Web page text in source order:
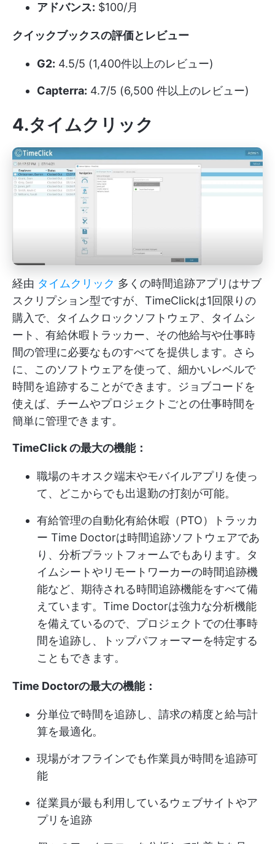
アドバンス: $100/月
クイックブックスの評価とレビュー
G2: 4.5/5 (1,400件以上のレビュー)
Capterra: 4.7/5 (6,500 件以上のレビュー)
4.タイムクリック
経由 タイムクリック 多くの時間追跡アプリはサブ
スクリプション型ですが、TimeClickは1回限りの
購入で、タイムクロックソフトウェア、タイムシ
ート、有給休暇トラッカー、その他給与や仕事時
間の管理に必要なものすべてを提供します。さら
に、このソフトウェアを使って、細かいレベルで
時間を追跡することができます。ジョブコードを
使えば、チームやプロジェクトごとの仕事時間を
簡単に管理できます。
TimeClick の最大の機能：
職場のキオスク端末やモバイルアプリを使っ
て、どこからでも出退勤の打刻が可能。
有給管理の自動化有給休暇（PTO）トラッカ
ー Time Doctorは時間追跡ソフトウェアであ
り、分析プラットフォームでもあります。タ
イムシートやリモートワーカーの時間追跡機
能など、期待される時間追跡機能をすべて備
えています。Time Doctorは強力な分析機能
を備えているので、プロジェクトでの仕事時
間を追跡し、トップパフォーマーを特定する
こともできます。
Time Doctorの最大の機能：
分単位で時間を追跡し、請求の精度と給与計
算を最適化。
現場がオフラインでも作業員が時間を追跡可
能
従業員が最も利用しているウェブサイトやア
プリを追跡